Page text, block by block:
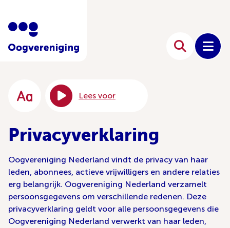
Lees voor
Privacyverklaring
Oogvereniging Nederland vindt de privacy van haar
leden, abonnees, actieve vrijwilligers en andere relaties
erg belangrijk. Oogvereniging Nederland verzamelt
persoonsgegevens om verschillende redenen. Deze
privacyverklaring geldt voor alle persoonsgegevens die
Oogvereniging Nederland verwerkt van haar leden,